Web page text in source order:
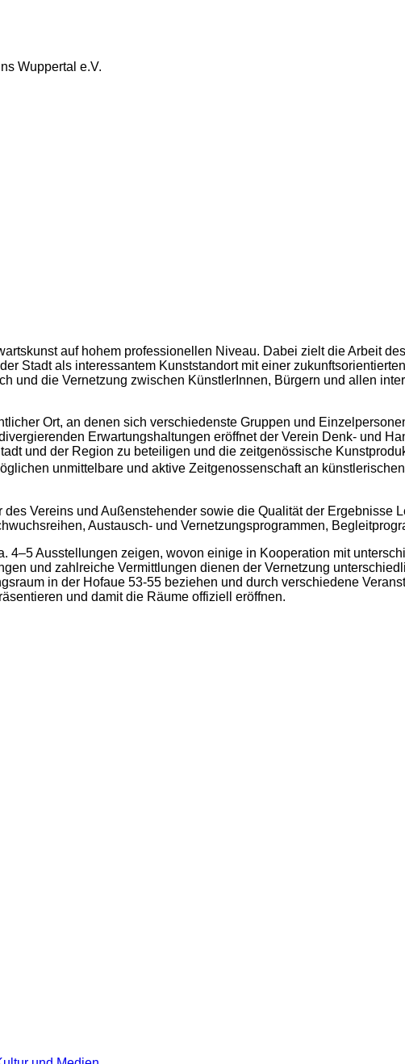
Wuppertal e.V.
auf hohem professionellen Niveau. Dabei zielt die Arbeit
Stadt als interessantem Kunststandort mit einer
und die Vernetzung zwischen KünstlerInnen, Bürgern und allen
Ort, an denen sich verschiedenste Gruppen und
Erwartungshaltungen eröffnet der Verein Denk- und
und der Region zu beteiligen und die zeitgenössische
unmittelbare und aktive Zeitgenossenschaft an
Vereins und Außenstehender sowie die Qualität der
Austausch- und Vernetzungsprogrammen,
4–5 Ausstellungen zeigen, wovon einige in Kooperation mit
und zahlreiche Vermittlungen dienen der Vernetzung
in der Hofaue 53-55 beziehen und durch verschiedene
und damit die Räume offiziell eröffnen.